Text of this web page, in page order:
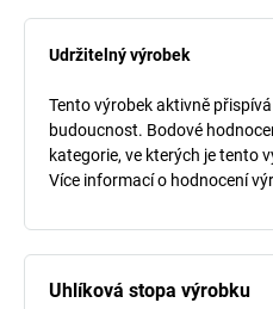
Udržitelný výrobek
Tento výrobek aktivně
budoucnost. Bodové
kategorie, ve kterých je tento
Více informací o hodnocení
Uhlíková stopa výrobku